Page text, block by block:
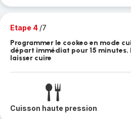
Etape 4 /7
Programmer le cookeo en mode
départ immédiat pour 15 minutes.
laisser cuire
Cuisson haute pression